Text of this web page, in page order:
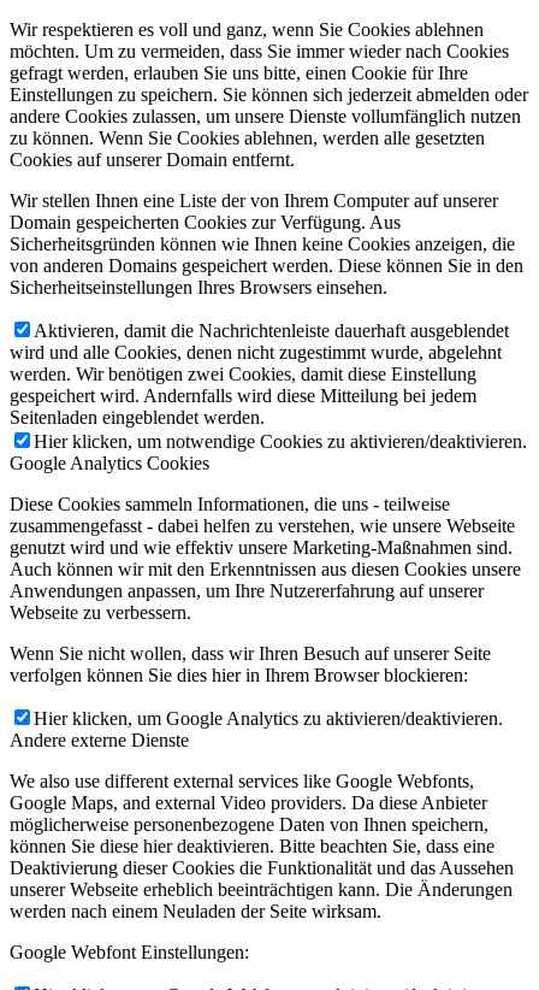
Wir respektieren es voll und ganz, wenn Sie Cookies ablehnen
möchten. Um zu vermeiden, dass Sie immer wieder nach Cookies
gefragt werden, erlauben Sie uns bitte, einen Cookie für Ihre
Einstellungen zu speichern. Sie können sich jederzeit abmelden oder
andere Cookies zulassen, um unsere Dienste vollumfänglich nutzen
zu können. Wenn Sie Cookies ablehnen, werden alle gesetzten
Cookies auf unserer Domain entfernt.
Wir stellen Ihnen eine Liste der von Ihrem Computer auf unserer
Domain gespeicherten Cookies zur Verfügung. Aus
Sicherheitsgründen können wie Ihnen keine Cookies anzeigen, die
von anderen Domains gespeichert werden. Diese können Sie in den
Sicherheitseinstellungen Ihres Browsers einsehen.
Aktivieren, damit die Nachrichtenleiste dauerhaft ausgeblendet
wird und alle Cookies, denen nicht zugestimmt wurde, abgelehnt
werden. Wir benötigen zwei Cookies, damit diese Einstellung
gespeichert wird. Andernfalls wird diese Mitteilung bei jedem
Seitenladen eingeblendet werden.
Hier klicken, um notwendige Cookies zu aktivieren/deaktivieren.
Google Analytics Cookies
Diese Cookies sammeln Informationen, die uns - teilweise
zusammengefasst - dabei helfen zu verstehen, wie unsere Webseite
genutzt wird und wie effektiv unsere Marketing-Maßnahmen sind.
Auch können wir mit den Erkenntnissen aus diesen Cookies unsere
Anwendungen anpassen, um Ihre Nutzererfahrung auf unserer
Webseite zu verbessern.
Wenn Sie nicht wollen, dass wir Ihren Besuch auf unserer Seite
verfolgen können Sie dies hier in Ihrem Browser blockieren:
Hier klicken, um Google Analytics zu aktivieren/deaktivieren.
Andere externe Dienste
We also use different external services like Google Webfonts,
Google Maps, and external Video providers. Da diese Anbieter
möglicherweise personenbezogene Daten von Ihnen speichern,
können Sie diese hier deaktivieren. Bitte beachten Sie, dass eine
Deaktivierung dieser Cookies die Funktionalität und das Aussehen
unserer Webseite erheblich beeinträchtigen kann. Die Änderungen
werden nach einem Neuladen der Seite wirksam.
Google Webfont Einstellungen: